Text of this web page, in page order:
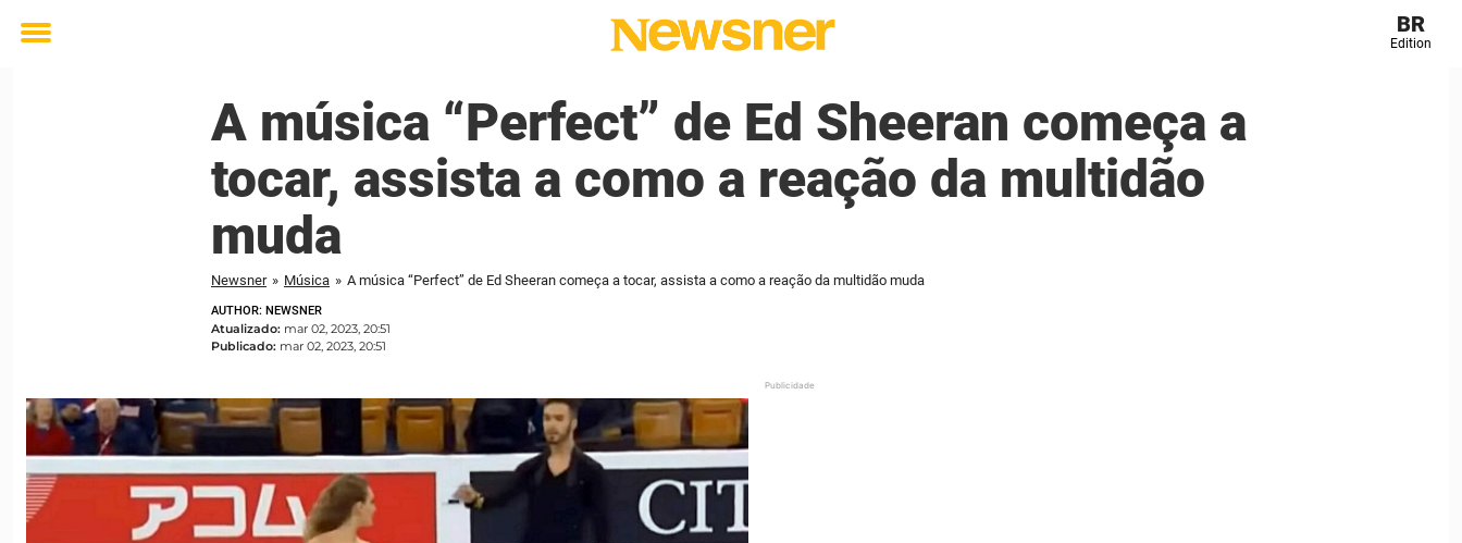
Toggle
BR
Edition
A música “Perfect” de Ed Sheeran começa a
tocar, assista a como a reação da multidão
muda
Newsner » Música » A música “Perfect” de Ed Sheeran começa a tocar, assista a como a reação da multidão muda
AUTHOR: NEWSNER
Atualizado: mar 02, 2023, 20:51
Publicado: mar 02, 2023, 20:51